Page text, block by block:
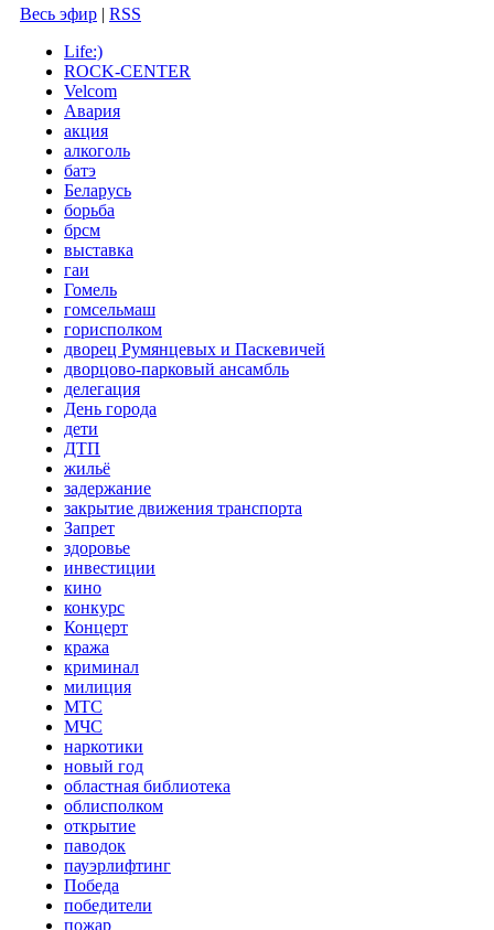
Весь эфир
RSS
Life:)
ROCK-CENTER
Velcom
Авария
акция
алкоголь
батэ
Беларусь
борьба
брсм
выставка
гаи
Гомель
гомсельмаш
горисполком
дворец Румянцевых и Паскевичей
дворцово-парковый ансамбль
делегация
День города
дети
ДТП
жильё
задержание
закрытие движения транспорта
Запрет
здоровье
инвестиции
кино
конкурс
Концерт
кража
криминал
милиция
МТС
МЧС
наркотики
новый год
областная библиотека
облисполком
открытие
паводок
пауэрлифтинг
Победа
победители
пожар